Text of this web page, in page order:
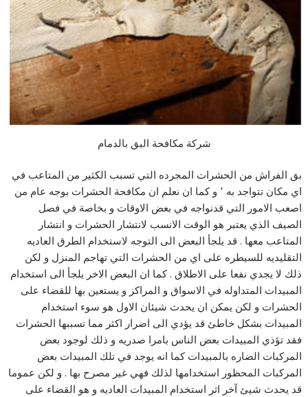
شركة مكافحة البق بالدمام
بق الفراش من الحشرات المجرده التي تسبب الكثير من المتاعب في
اي مكان تتواجد به ٬ و كما ان نعلم ان مكافحة الحشرات بوجه عام من
اصعب الامور التي قدنواجه في بعض الاوقات و بخاصة في فصل
الصيف الذي يعتبر هو الوقت الانسب لانتشار الحشرات و انتشار
المتاعب معها . قد يلجأ البعض الى التوجه لاستخدام الطرق العاديه
التقليديه للسيطره على اي من الحشرات التي تهاجم المنزل و لكن
ذلك لا يجدي نفعا على الاطلاق . كما ان البعض الاخر يلجأ الى استخدام
المبيدات المتداوله في الاسواق و المراكز و يستعين بها للقضاء على
الحشرات و لكن يمكن ان يحدث شيئان الاول هو سوء استخدام
المبيدات بشكل خاطئ قد يؤدي الى اضرار اكثر مما تسببها الحشرات
فقد تؤذي المبيدات بعض الناس بامرا صدريه و ذلك لوجود بعض
المركبات الضاره بالمبيدات كما انه يوجد في تلك المبيدات بعض
المركبات المحظور استخدامها لذلك فهي غير مصرح بها . و لكن عموما
قد يحدث شيئ آخر اثر استخدام المبيدات العاديه و هو القضاء على